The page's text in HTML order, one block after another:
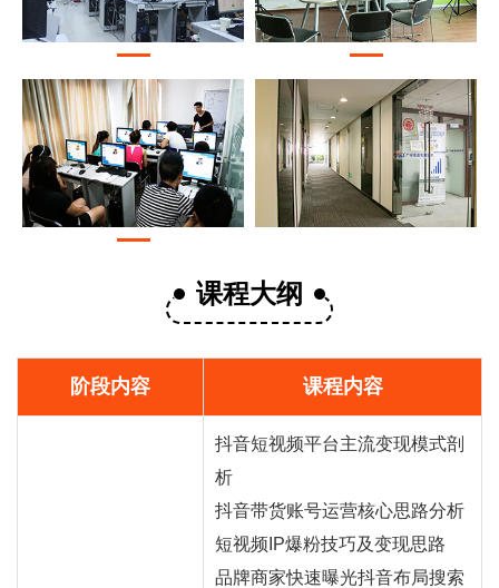
课程大纲
阶段内容 课程内容
抖音短视频平台主流变现模式剖
析
抖音带货账号运营核心思路分析
短视频IP爆粉技巧及变现思路
品牌商家快速曝光抖音布局搜索